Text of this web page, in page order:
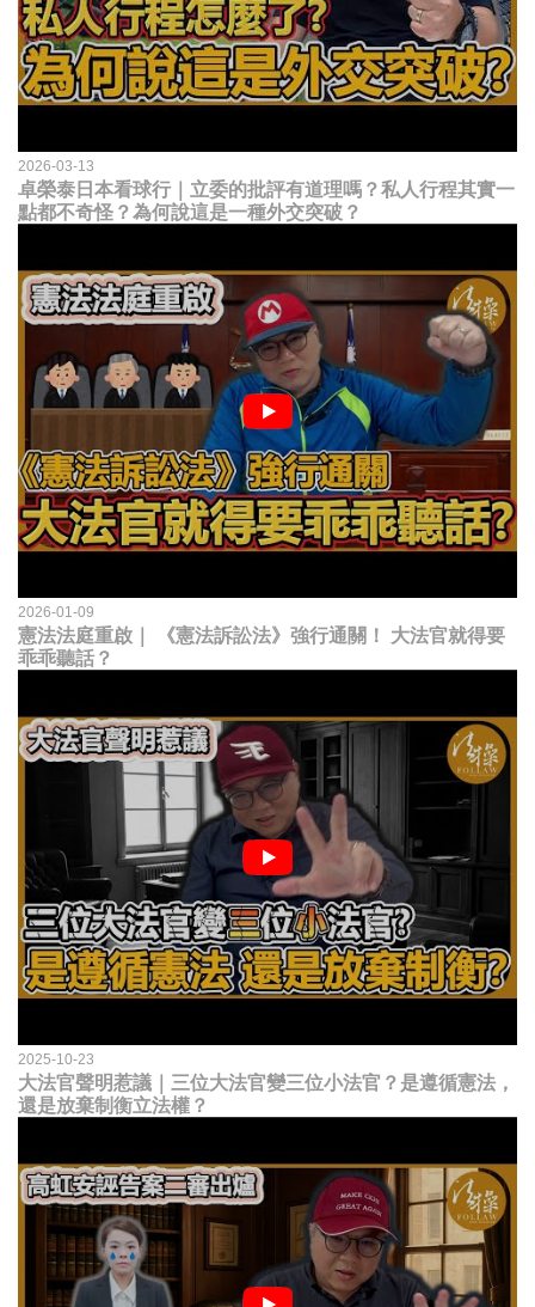
2026-03-13
卓榮泰日本看球行｜立委的批評有道理嗎？私人行程其實一
點都不奇怪？為何說這是一種外交突破？
2026-01-09
憲法法庭重啟｜ 《憲法訴訟法》強行通關！ 大法官就得要
乖乖聽話？
2025-10-23
大法官聲明惹議｜三位大法官變三位小法官？是遵循憲法，
還是放棄制衡立法權？